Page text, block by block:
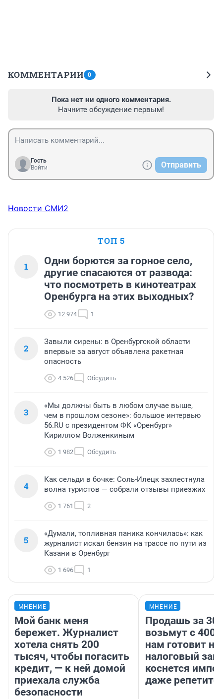
КОММЕНТАРИИ 0
Пока нет ни одного комментария.
Начните обсуждение первым!
Гость
Войти
Отправить
Новости СМИ2
ТОП 5
1
Одни борются за горное село,
другие спасаются от развода:
что посмотреть в кинотеатрах
Оренбурга на этих выходных?
12 974 1
2
Завыли сирены: в Оренбургской области
впервые за август объявлена ракетная
опасность
4 526 Обсудить
3
«Мы должны быть в любом случае выше,
чем в прошлом сезоне»: большое интервью
56.RU с президентом ФК «Оренбург»
Кириллом Волженкиным
1 982 Обсудить
4
Как сельди в бочке: Соль-Илецк захлестнула
волна туристов — собрали отзывы приезжих
1 761 2
5
«Думали, топливная паника кончилась»: как
журналист искал бензин на трассе по пути из
Казани в Оренбург
1 696 1
МНЕНИЕ
Мой банк меня
бережет. Журналист
хотела снять 200
тысяч, чтобы погасить
кредит, — к ней домой
приехала служба
безопасности
МНЕНИЕ
Продашь за
возьмут с
нам готовит
налоговый
коснется
даже